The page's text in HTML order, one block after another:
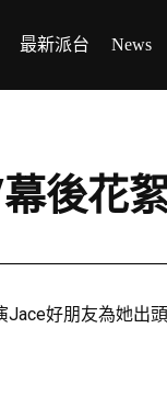
最新派台 News
後花
好朋友為她出